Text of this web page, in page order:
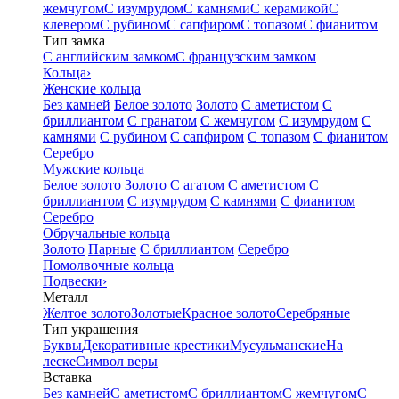
жемчугомС изумрудомС камнямиС керамикойС
клеверомС рубиномС сапфиромС топазомС фианитом
Тип замка
С английским замкомС французским замком
Кольца›
Женские кольца
Без камней Белое золото Золото С аметистом С
бриллиантом С гранатом С жемчугом С изумрудом С
камнями С рубином С сапфиром С топазом С фианитом
Серебро
Мужские кольца
Белое золото Золото С агатом С аметистом С
бриллиантом С изумрудом С камнями С фианитом
Серебро
Обручальные кольца
Золото Парные С бриллиантом Серебро
Помолвочные кольца
Подвески›
Металл
Желтое золотоЗолотыеКрасное золотоСеребряные
Тип украшения
БуквыДекоративные крестикиМусульманскиеНа
лескеСимвол веры
Вставка
Без камнейС аметистомС бриллиантомС жемчугомС